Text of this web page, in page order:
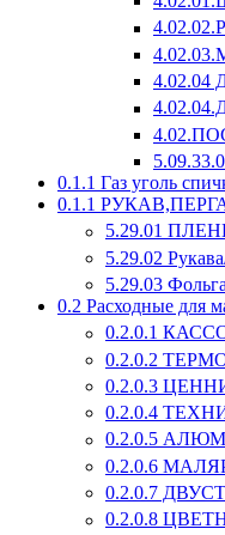
4.02.04
0.1.1 Газ уголь
0.1.1
5.29.01
5.29.02
5.29.03 Фольга
0.2 Расходные для
0.2.0.1
0.2.0.2
0.2.0.3
0.2.0.4
0.2.0.5
0.2.0.6
0.2.0.7
0.2.0.8